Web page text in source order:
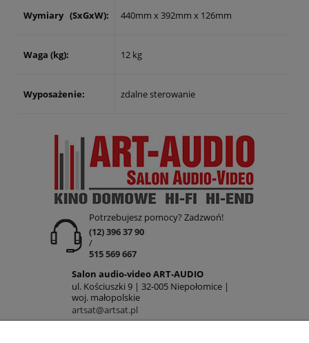
Wymiary (SxGxW): 440mm x 392mm x 126mm
Waga (kg): 12 kg
Wyposażenie: zdalne sterowanie
Potrzebujesz pomocy? Zadzwoń!
(12) 396 37 90
/
515 569 667
Salon audio-video ART-AUDIO
ul. Kościuszki 9 | 32-005 Niepołomice |
woj. małopolskie
artsat@artsat.pl